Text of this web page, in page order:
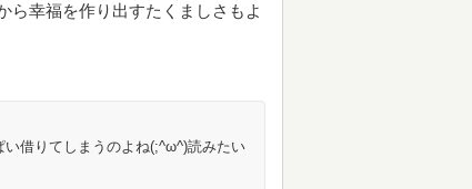
ら幸福を作り出すたくましさもよ
借りてしまうのよね(;^ω^)読みたい